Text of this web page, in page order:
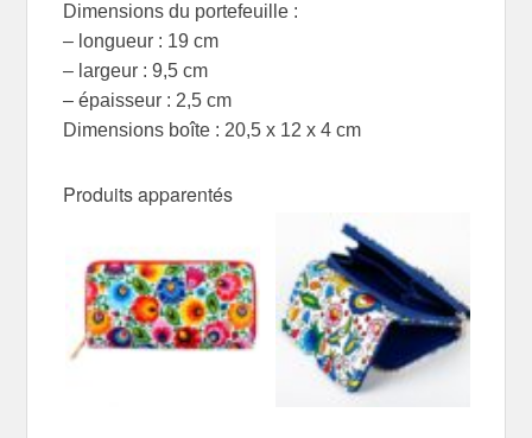
Dimensions du portefeuille :
– longueur : 19 cm
– largeur : 9,5 cm
– épaisseur : 2,5 cm
Dimensions boîte : 20,5 x 12 x 4 cm
Produits apparentés